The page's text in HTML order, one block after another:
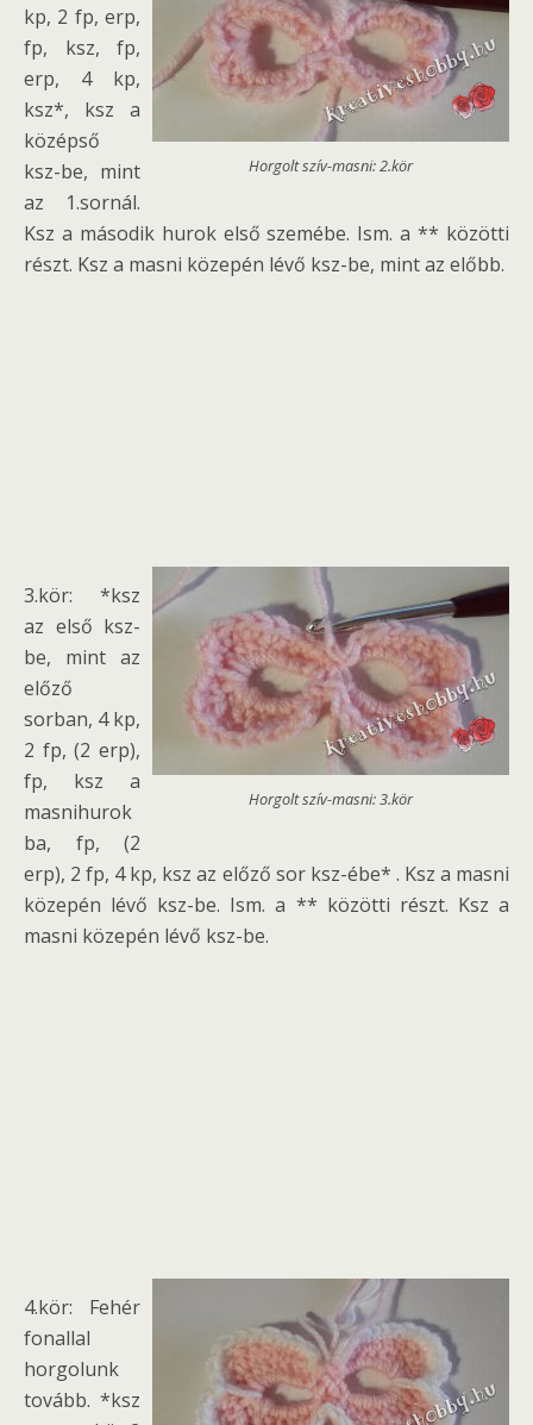
Horgolt szív-masni: 2.kör
kp, 2 fp, erp,
fp, ksz, fp,
erp, 4 kp,
ksz*, ksz a
középső
ksz-be, mint
az 1.sornál.
Ksz a második hurok első szemébe. Ism. a ** közötti
részt. Ksz a masni közepén lévő ksz-be, mint az előbb.
Horgolt szív-masni: 3.kör
3.kör: *ksz
az első ksz-
be, mint az
előző
sorban, 4 kp,
2 fp, (2 erp),
fp, ksz a
masnihurok
ba, fp, (2
erp), 2 fp, 4 kp, ksz az előző sor ksz-ébe* . Ksz a masni
közepén lévő ksz-be. Ism. a ** közötti részt. Ksz a
masni közepén lévő ksz-be.
4.kör: Fehér
fonallal
horgolunk
tovább. *ksz